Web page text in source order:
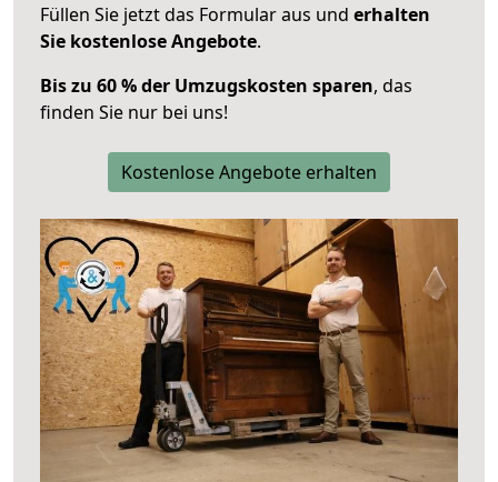
Füllen Sie jetzt das Formular aus und erhalten
Sie kostenlose Angebote.
Bis zu 60 % der Umzugskosten sparen, das
finden Sie nur bei uns!
Kostenlose Angebote erhalten